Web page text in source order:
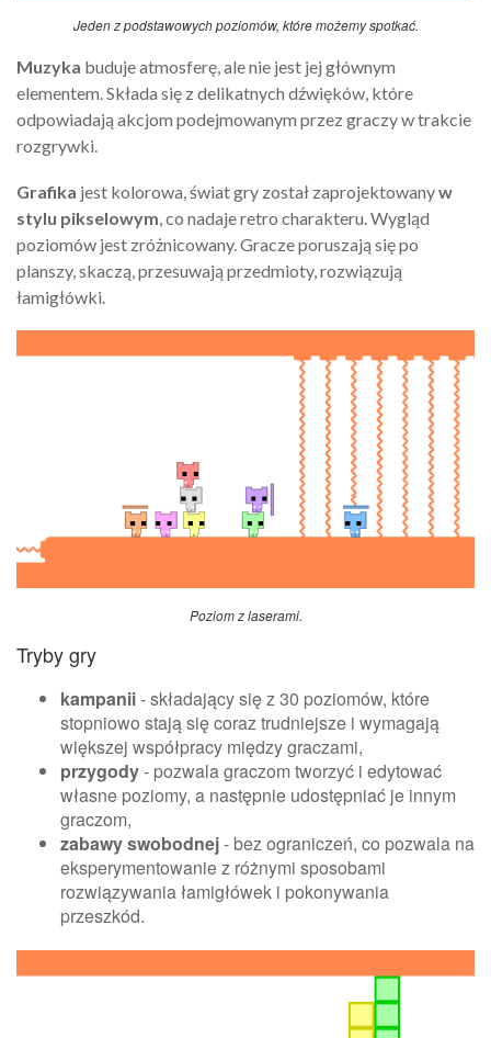
Jeden z podstawowych poziomów, które możemy spotkać.
Muzyka buduje atmosferę, ale nie jest jej głównym
elementem. Składa się z delikatnych dźwięków, które
odpowiadają akcjom podejmowanym przez graczy w trakcie
rozgrywki.
Grafika jest kolorowa, świat gry został zaprojektowanyw
stylu pikselowym, co nadaje retro charakteru. Wygląd
poziomów jest zróżnicowany. Gracze poruszają się po
planszy, skaczą, przesuwają przedmioty, rozwiązują
łamigłówki.
Poziom z laserami.
Tryby gry
kampanii- składający się z 30 poziomów, które
stopniowo stają się coraz trudniejsze i wymagają
większej współpracy między graczami,
przygody- pozwala graczom tworzyć i edytować
własne poziomy, a następnie udostępniać je innym
graczom,
zabawy swobodnej- bez ograniczeń, co pozwala na
eksperymentowanie z różnymi sposobami
rozwiązywania łamigłówek i pokonywania
przeszkód.